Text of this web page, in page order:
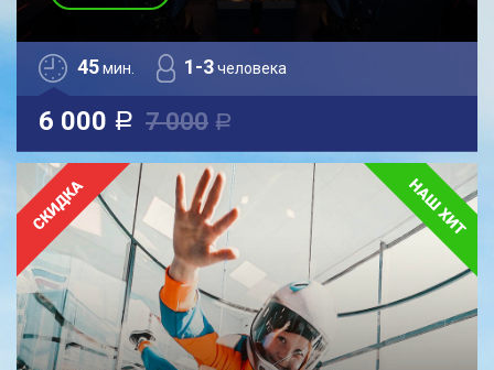
45мин. 1-3человека
6 000 a 7 000 a